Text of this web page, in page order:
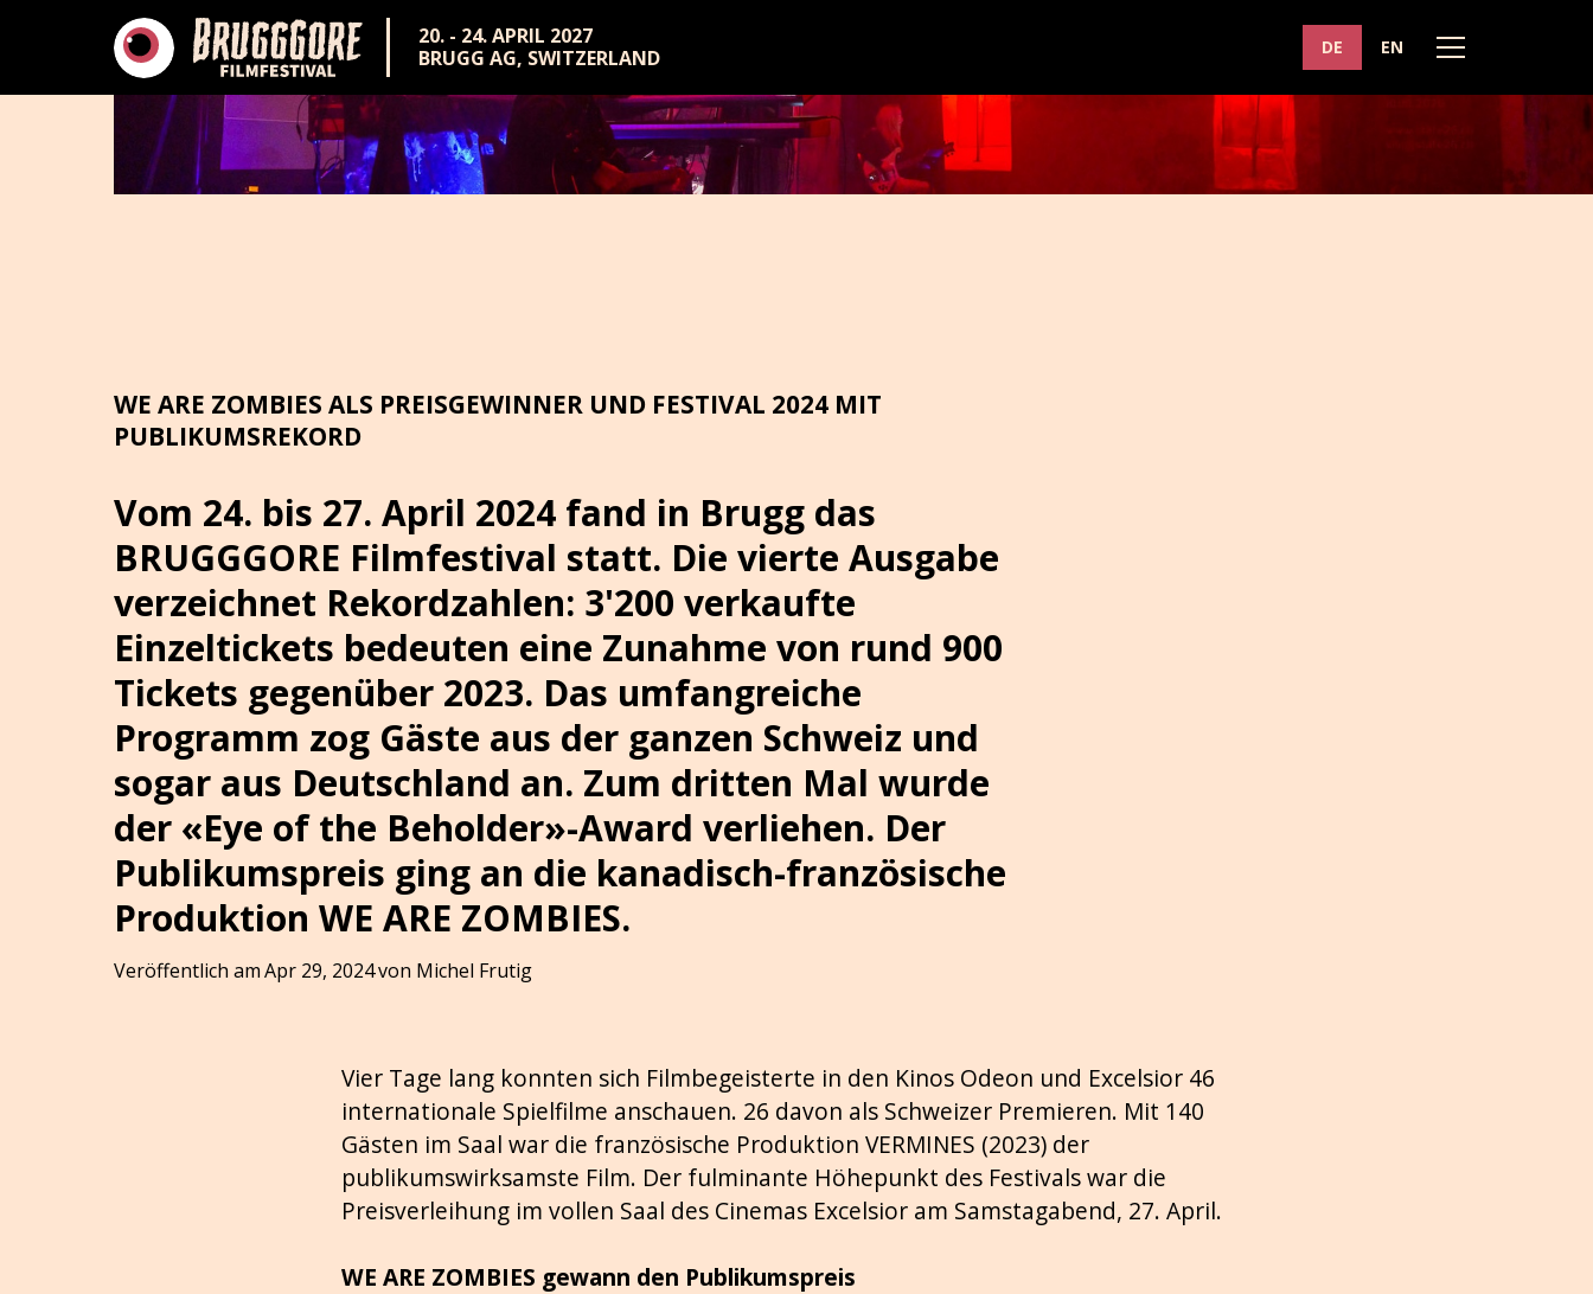
20. - 24. APRIL 2027
BRUGG AG, SWITZERLAND
DE EN
WE ARE ZOMBIES ALS PREISGEWINNER UND FESTIVAL 2024 MIT
PUBLIKUMSREKORD
Vom 24. bis 27. April 2024 fand in Brugg das
BRUGGGORE Filmfestival statt. Die vierte Ausgabe
verzeichnet Rekordzahlen: 3'200 verkaufte
Einzeltickets bedeuten eine Zunahme von rund 900
Tickets gegenüber 2023. Das umfangreiche
Programm zog Gäste aus der ganzen Schweiz und
sogar aus Deutschland an. Zum dritten Mal wurde
der «Eye of the Beholder»-Award verliehen. Der
Publikumspreis ging an die kanadisch-französische
Produktion WE ARE ZOMBIES.
Veröffentlich amApr 29, 2024von Michel Frutig
Vier Tage lang konnten sich Filmbegeisterte in den Kinos Odeon und Excelsior 46
internationale Spielfilme anschauen. 26 davon als Schweizer Premieren. Mit 140
Gästen im Saal war die französische Produktion VERMINES (2023) der
publikumswirksamste Film. Der fulminante Höhepunkt des Festivals war die
Preisverleihung im vollen Saal des Cinemas Excelsior am Samstagabend, 27. April.
WE ARE ZOMBIES gewann den Publikumspreis